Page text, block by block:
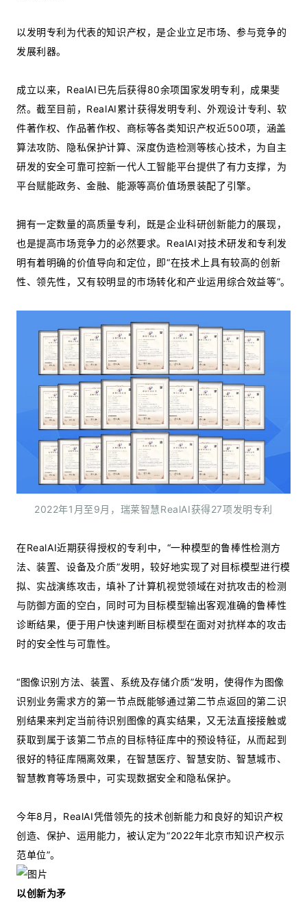
以发明专利为代表的知识产权，是企业立足市场、参与竞争的
发展利器。
成立以来，RealAI已先后获得80余项国家发明专利，成果斐
然。截至目前，RealAI累计获得发明专利、外观设计专利、软
件著作权、作品著作权、商标等各类知识产权近500项，涵盖
算法攻防、隐私保护计算、深度伪造检测等核心技术，为自主
研发的安全可靠可控新一代人工智能平台提供了有力支撑，为
平台赋能政务、金融、能源等高价值场景装配了引擎。
拥有一定数量的高质量专利，既是企业科研创新能力的展现，
也是提高市场竞争力的必然要求。RealAI对技术研发和专利发
明有着明确的价值导向和定位，即“在技术上具有较高的创新
性、领先性，又有较明显的市场转化和产业运用综合效益等”。
2022年1月至9月，瑞莱智慧RealAI获得27项发明专利
在RealAI近期获得授权的专利中，“一种模型的鲁棒性检测方
法、装置、设备及介质”发明，较好地实现了对目标模型进行模
拟、实战演练攻击，填补了计算机视觉领域在对抗攻击的检测
与防御方面的空白，同时可为目标模型输出客观准确的鲁棒性
诊断结果，便于用户快速判断目标模型在面对对抗样本的攻击
时的安全性与可靠性。
“图像识别方法、装置、系统及存储介质”发明，使得作为图像
识别业务需求方的第一节点既能够通过第二节点返回的第二识
别结果来判定当前待识别图像的真实结果，又无法直接接触或
获取到属于该第二节点的目标特征库中的预设特征，从而起到
很好的特征库隔离效果，在智慧医疗、智慧安防、智慧城市、
智慧教育等场景中，可实现数据安全和隐私保护。
今年8月，RealAI凭借领先的技术创新能力和良好的知识产权
创造、保护、运用能力，被认定为“2022年北京市知识产权示
范单位”。
以创新为矛